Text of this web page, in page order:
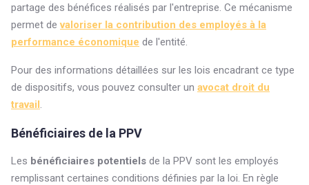
partage des bénéfices réalisés par l'entreprise. Ce mécanisme
permet devaloriser la contribution des employés à la
performance économique de l'entité.
Pour des informations détaillées sur les lois encadrant ce type
de dispositifs, vous pouvez consulter un avocat droit du
travail.
Bénéficiaires de la PPV
Les bénéficiaires potentiels de la PPV sont les employés
remplissant certaines conditions définies par la loi. En règle